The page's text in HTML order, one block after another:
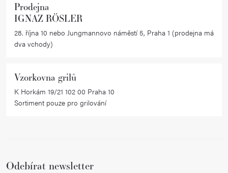
Prodejna
IGNAZ RÖSLER
28. října 10 nebo Jungmannovo náměstí 5, Praha 1 (prodejna má
dva vchody)
Vzorkovna grilů
K Horkám 19/21 102 00 Praha 10
Sortiment pouze pro grilování
Odebírat newsletter